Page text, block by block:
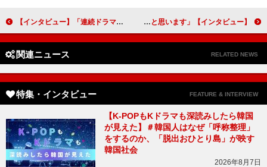
【インタビュー】「連続ドラマＷ 黒鳥の湖」藤木直人「家族との日常生活に癒やされます」 【インタビュー】映画『ジャングル・クルーズ』斉藤慎二（ジャングルポケット）「『斉藤さんだとは分からなかった』と言ってもらえることが最高の誉め言葉だと思います」
関連ニュース RELATED NEWS
特集・インタビュー FEATURE & INTERVIEW
【K-POPもKドラマも深読みしたら韓国
が見えた】＃韓国人はなぜ「呼称整理」
をするのか、「脱出おひとり島」が映す
韓国社会
2026年8月7日